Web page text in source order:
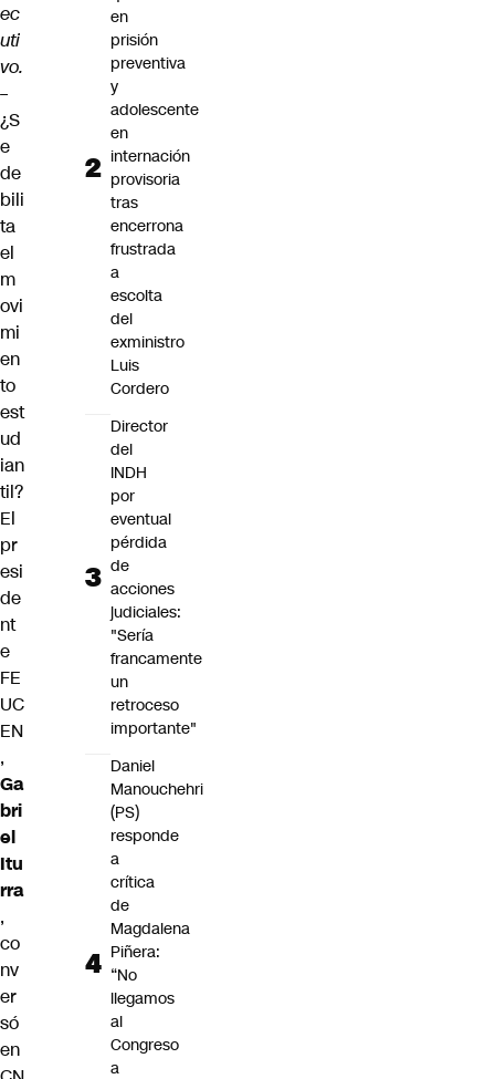
ec
uti
vo.
–
¿S
e
de
bili
ta
el
m
ovi
mi
en
to
est
ud
ian
til?
El
pr
esi
de
nt
e
FE
UC
EN
,
Ga
bri
el
Itu
rra
,
co
nv
er
só
en
en
prisión
preventiva
y
adolescente
en
internación
provisoria
tras
encerrona
frustrada
a
escolta
del
exministro
Luis
Cordero
Director
del
INDH
por
eventual
pérdida
de
acciones
judiciales:
"Sería
francamente
un
retroceso
importante"
Daniel
Manouchehri
(PS)
responde
a
crítica
de
Magdalena
Piñera:
“No
llegamos
al
Congreso
a